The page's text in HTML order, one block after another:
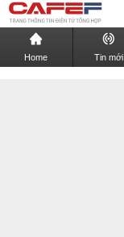
Home Tin mới